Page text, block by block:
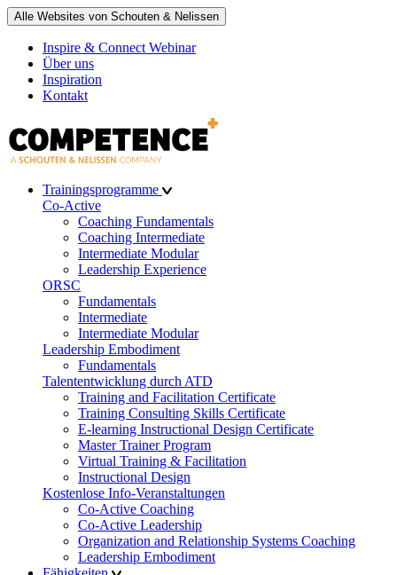
Alle Websites von Schouten & Nelissen
Inspire & Connect Webinar
Über uns
Inspiration
Kontakt
Trainingsprogramme
Co-Active
Coaching Fundamentals
Coaching Intermediate
Intermediate Modular
Leadership Experience
ORSC
Fundamentals
Intermediate
Intermediate Modular
Leadership Embodiment
Fundamentals
Talententwicklung durch ATD
Training and Facilitation Certificate
Training Consulting Skills Certificate
E-learning Instructional Design Certificate
Master Trainer Program
Virtual Training & Facilitation
Instructional Design
Kostenlose Info-Veranstaltungen
Co-Active Coaching
Co-Active Leadership
Organization and Relationship Systems Coaching
Leadership Embodiment